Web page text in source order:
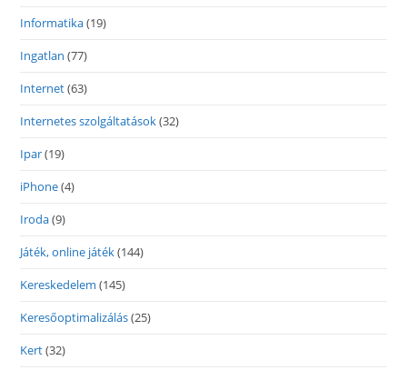
Informatika(19)
Ingatlan (77)
Internet(63)
Internetes szolgáltatások(32)
Ipar(19)
iPhone(4)
Iroda(9)
Játék, online játék(144)
Kereskedelem (145)
Keresőoptimalizálás(25)
Kert(32)